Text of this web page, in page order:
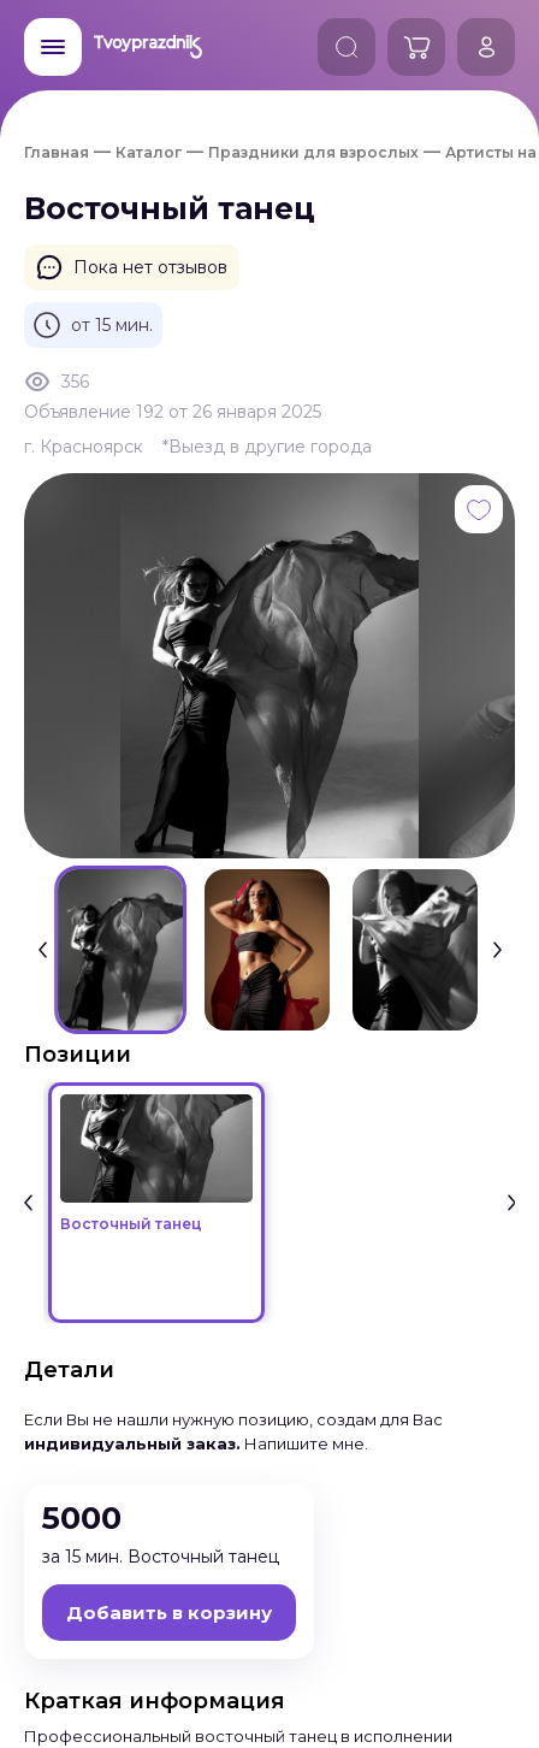
Главная Каталог Праздники для взрослых Артисты
Восточный танец
Пока нет отзывов
от 15 мин.
Объявление 192 от 26 января 2025
356
г. Красноярск *Выезд в другие города
Позиции
Восточный танец
Детали
Если Вы не нашли нужную позицию, создам для Вас
индивидуальный заказ. Напишите мне.
5000
за 15 мин. Восточный танец
Добавить в корзину
Краткая информация
Профессиональный восточный танец в исполнении